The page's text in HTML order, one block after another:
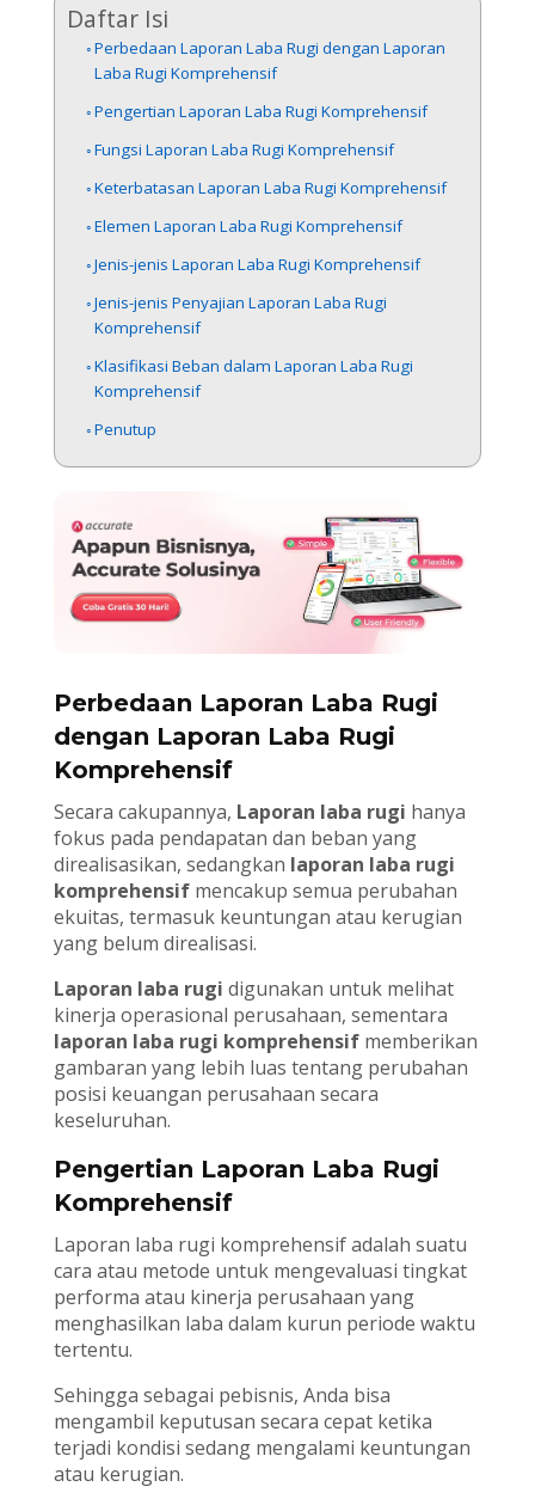
Daftar Isi
Perbedaan Laporan Laba Rugi dengan Laporan
Laba Rugi Komprehensif
Pengertian Laporan Laba Rugi Komprehensif
Fungsi Laporan Laba Rugi Komprehensif
Keterbatasan Laporan Laba Rugi Komprehensif
Elemen Laporan Laba Rugi Komprehensif
Jenis-jenis Laporan Laba Rugi Komprehensif
Jenis-jenis Penyajian Laporan Laba Rugi
Komprehensif
Klasifikasi Beban dalam Laporan Laba Rugi
Komprehensif
Penutup
Perbedaan Laporan Laba Rugi
dengan Laporan Laba Rugi
Komprehensif
Secara cakupannya, Laporan laba rugi hanya
fokus pada pendapatan dan beban yang
direalisasikan, sedangkan laporan laba rugi
komprehensifmencakup semua perubahan
ekuitas, termasuk keuntungan atau kerugian
yang belum direalisasi.
Laporan laba rugi digunakan untuk melihat
kinerja operasional perusahaan, sementara
laporan laba rugi komprehensifmemberikan
gambaran yang lebih luas tentang perubahan
posisi keuangan perusahaan secara
keseluruhan.
Pengertian Laporan Laba Rugi
Komprehensif
Laporan laba rugi komprehensif adalah suatu
cara atau metode untuk mengevaluasi tingkat
performa atau kinerja perusahaan yang
menghasilkan laba dalam kurun periode waktu
tertentu.
Sehingga sebagai pebisnis, Anda bisa
mengambil keputusan secara cepat ketika
terjadi kondisi sedang mengalami keuntungan
atau kerugian.